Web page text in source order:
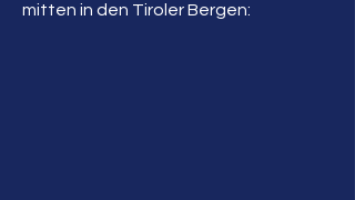
mitten in den Tiroler Bergen: